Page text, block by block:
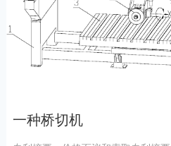
一种桥切机